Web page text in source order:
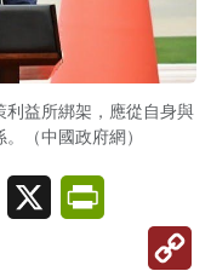
益所綁架，應從自身與
（中國政府網）
Line X